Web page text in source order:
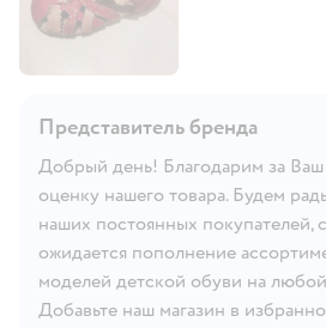
Представитель бренда
Добрый день! Благодарим за
оценку нашего товара. Будем
наших постоянных покупателей,
ожидается пополнение
моделей детской обуви на
Добавьте наш магазин в